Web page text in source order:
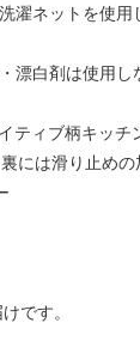
濯ネットを使用
漂白剤は使用し
ティブ柄キッチ
には滑り止めの
です。